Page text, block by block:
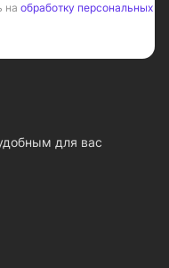
на обработку персональных
для вас